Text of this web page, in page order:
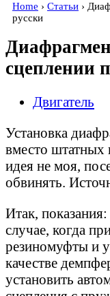
Home › Статьи ›
русски
сцеплении
Двигатель
Установка
вместо штатных
идея не моя,
обвинять.
Итак,
случае, когда
резиномуфты и
качестве
установить